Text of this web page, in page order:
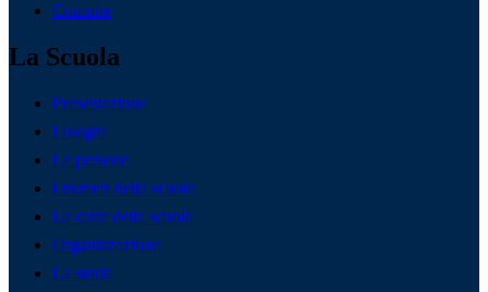
Comune
La Scuola
Presentazione
I luoghi
Le persone
I numeri della scuola
Le carte della scuola
Organizzazione
La storia